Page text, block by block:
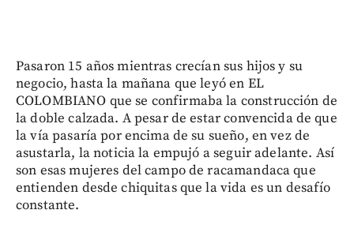
Pasaron 15 años mientras crecían sus hijos y su
negocio, hasta la mañana que leyó en EL
COLOMBIANO que se confirmaba la construcción de
la doble calzada. A pesar de estar convencida de que
la vía pasaría por encima de su sueño, en vez de
asustarla, la noticia la empujó a seguir adelante. Así
son esas mujeres del campo de racamandaca que
entienden desde chiquitas que la vida es un desafío
constante.